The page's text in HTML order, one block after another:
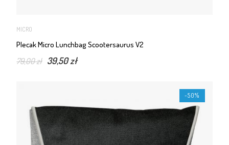
MICRO
Plecak Micro Lunchbag Scootersaurus V2
79,00 zł 39,50 zł
-50%